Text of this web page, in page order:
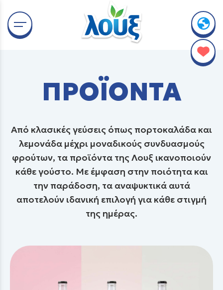
ΠΡΟΪΟΝΤΑ
Από κλασικές γεύσεις όπως πορτοκαλάδα και
λεμονάδα μέχρι μοναδικούς συνδυασμούς
φρούτων, τα προϊόντα της Λουξ ικανοποιούν
κάθε γούστο. Με έμφαση στην ποιότητα και
την παράδοση, τα αναψυκτικά αυτά
αποτελούν ιδανική επιλογή για κάθε στιγμή
της ημέρας.